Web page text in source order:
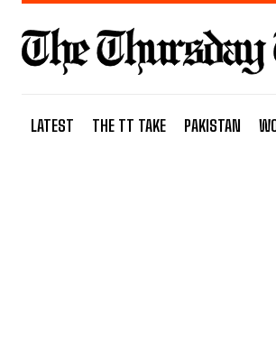
LATEST THE TT TAKE PAKISTAN